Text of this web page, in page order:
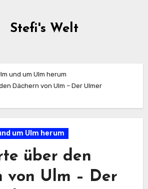
Stefi's Welt
und um Ulm herum
Dächern von Ulm – Der Ulmer
um Ulm herum
über den
von Ulm – Der